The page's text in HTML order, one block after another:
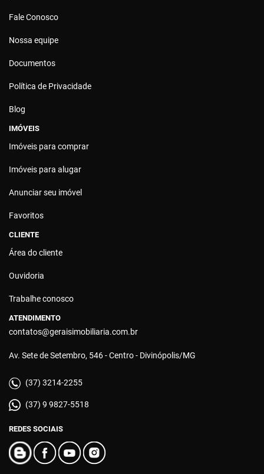
Fale Conosco
Nossa equipe
Documentos
Política de Privacidade
Blog
IMÓVEIS
Imóveis para comprar
Imóveis para alugar
Anunciar seu imóvel
Favoritos
CLIENTE
Área do cliente
Ouvidoria
Trabalhe conosco
ATENDIMENTO
contatos@geraisimobiliaria.com.br
Av. Sete de Setembro, 546 - Centro - Divinópolis/MG
(37) 3214-2255
(37) 9 9827-5518
REDES SOCIAIS